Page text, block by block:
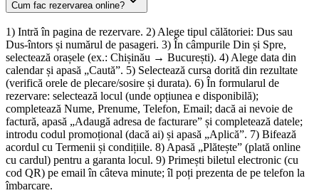
Cum fac rezervarea online?
1) Intră în pagina de rezervare. 2) Alege tipul călătoriei: Dus sau
Dus-întors și numărul de pasageri. 3) În câmpurile Din și Spre,
selectează orașele (ex.: Chișinău → București). 4) Alege data din
calendar și apasă „Caută”. 5) Selectează cursa dorită din rezultate
(verifică orele de plecare/sosire și durata). 6) În formularul de
rezervare: selectează locul (unde opțiunea e disponibilă);
completează Nume, Prenume, Telefon, Email; dacă ai nevoie de
factură, apasă „Adaugă adresa de facturare” și completează datele;
introdu codul promoțional (dacă ai) și apasă „Aplică”. 7) Bifează
acordul cu Termenii și condițiile. 8) Apasă „Plătește” (plată online
cu cardul) pentru a garanta locul. 9) Primești biletul electronic (cu
cod QR) pe email în câteva minute; îl poți prezenta de pe telefon la
îmbarcare.